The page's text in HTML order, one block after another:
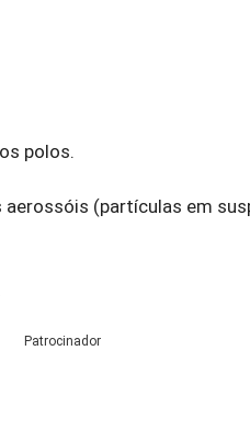
polos.
(partículas em
Patrocinador